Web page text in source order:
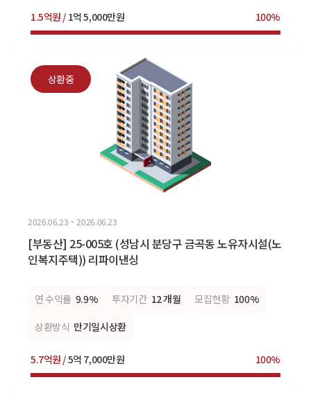
1.5억원 / 1억 5,000만원 100%
상환중
2026.06.23 ~ 2026.06.23
[부동산] 25-005호 (성남시 분당구 금곡동 노유자시설(노
인복지주택)) 리파이낸싱
연 수익률 9.9% 투자기간 12 개월 모집현황 100%
상환방식 만기일시상환
5.7억원 /5억 7,000만원 100%